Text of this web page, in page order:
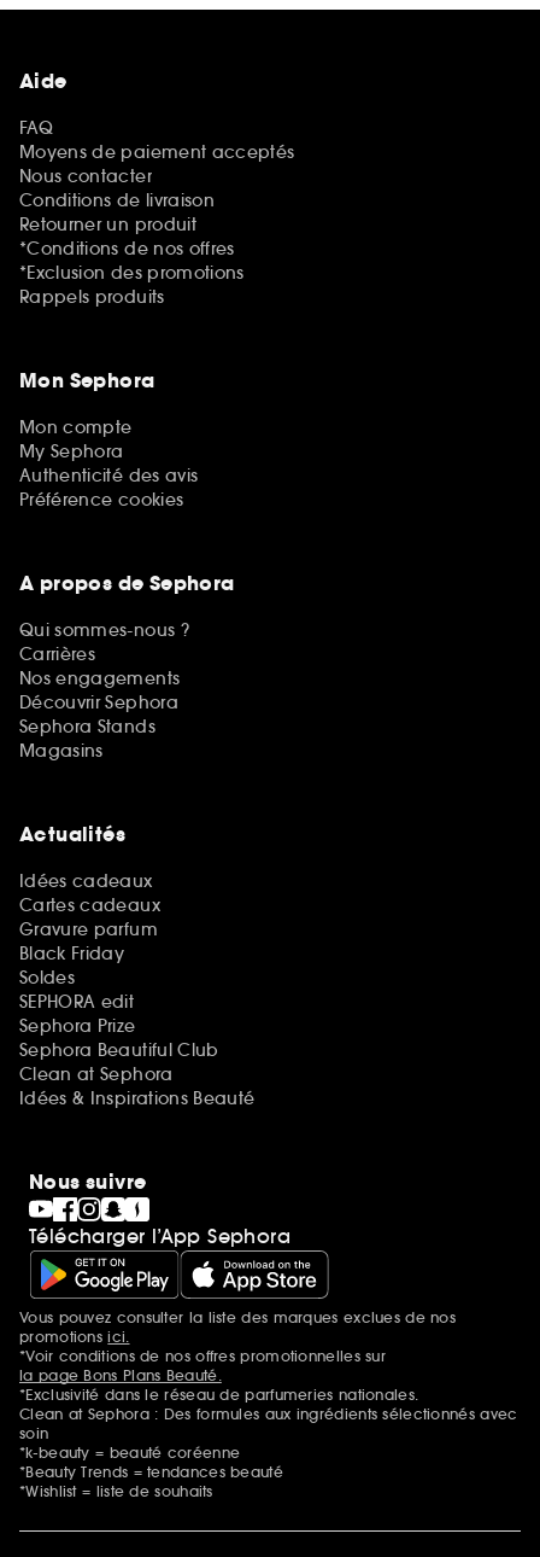
Aide
FAQ
Moyens de paiement acceptés
Nous contacter
Conditions de livraison
Retourner un produit
*Conditions de nos offres
*Exclusion des promotions
Rappels produits
Mon Sephora
Mon compte
My Sephora
Authenticité des avis
Préférence cookies
A propos de Sephora
Qui sommes-nous ?
Carrières
Nos engagements
Découvrir Sephora
Sephora Stands
Magasins
Actualités
Idées cadeaux
Cartes cadeaux
Gravure parfum
Black Friday
Soldes
SEPHORA edit
Sephora Prize
Sephora Beautiful Club
Clean at Sephora
Idées & Inspirations Beauté
Nous suivre
Télécharger l’App Sephora
Mentions additionnelles
Vous pouvez consulter la liste des marques exclues de nos
promotionsici.
*Voir conditions de nos offres promotionnelles sur
la page Bons Plans Beauté.
*Exclusivité dans le réseau de parfumeries nationales.
Clean at Sephora : Des formules aux ingrédients sélectionnés avec
soin
*k-beauty = beauté coréenne
*Beauty Trends = tendances beauté
*Wishlist = liste de souhaits